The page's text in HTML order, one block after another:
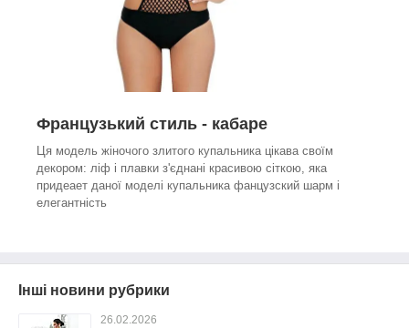
Французький стиль - кабаре
Ця модель жіночого злитого купальника цікава своїм
декором: ліф і плавки з'єднані красивою сіткою, яка
придеает даної моделі купальника фанцузский шарм і
елегантність
Інші новини рубрики
26.02.2026